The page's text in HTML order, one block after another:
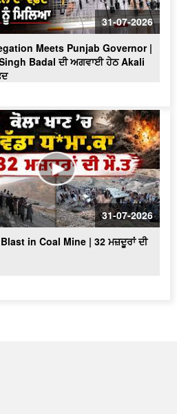
31-07-2026
Meets Punjab Governor |
Badal ਦੀ ਅਗਵਾਈ ਹੇਠ Akali
31-07-2026
in Coal Mine | 32 ਮਜ਼ਦੂਰਾਂ ਦੀ